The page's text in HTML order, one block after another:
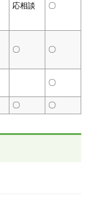
応相談 〇
〇 〇
〇
〇 〇